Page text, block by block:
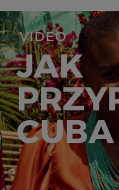
VIDEO
JAK